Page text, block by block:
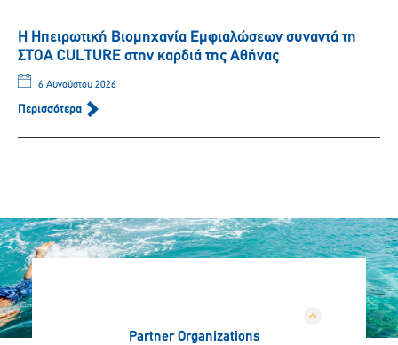
Η Ηπειρωτική Βιομηχανία Εμφιαλώσεων συναντά τη
ΣΤΟΑ CULTURE στην καρδιά της Αθήνας
6 Αυγούστου 2026
Περισσότερα
Partner Organizations